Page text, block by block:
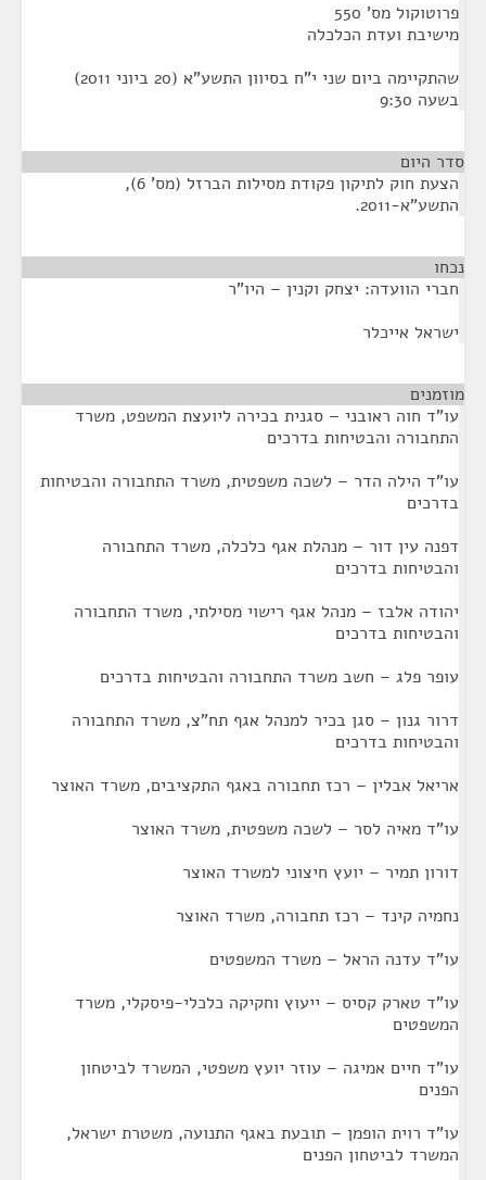
פרוטוקול מס' 550
מישיבת ועדת הכלכלה
שהתקיימה ביום שני י"ח בסיוון התשע"א (20 ביוני 2011)
בשעה 9:30
סדר היום
הצעת חוק לתיקון פקודת מסילות הברזל (מס' 6),
התשע"א-2011.
נכחו
חברי הוועדה: יצחק וקנין – היו"ר
ישראל אייכלר
מוזמנים
עו"ד חוה ראובני – סגנית בכירה ליועצת המשפט, משרד
התחבורה והבטיחות בדרכים
עו"ד הילה הדר – לשכה משפטית, משרד התחבורה והבטיחות
בדרכים
דפנה עין דור – מנהלת אגף כלכלה, משרד התחבורה
והבטיחות בדרכים
יהודה אלבז – מנהל אגף רישוי מסילתי, משרד התחבורה
והבטיחות בדרכים
עופר פלג – חשב משרד התחבורה והבטיחות בדרכים
דרור גנון – סגן בכיר למנהל אגף תח"צ, משרד התחבורה
והבטיחות בדרכים
אריאל אבלין – רכז תחבורה באגף התקציבים, משרד האוצר
עו"ד מאיה לסר – לשכה משפטית, משרד האוצר
דורון תמיר – יועץ חיצוני למשרד האוצר
נחמיה קינד – רכז תחבורה, משרד האוצר
עו"ד עדנה הראל – משרד המשפטים
עו"ד טארק קסיס – ייעוץ וחקיקה כלכלי-פיסקלי, משרד
המשפטים
עו"ד חיים אמיגה – עוזר יועץ משפטי, המשרד לביטחון
הפנים
עו"ד רוית הופמן – תובעת באגף התנועה, משטרת ישראל,
המשרד לביטחון הפנים